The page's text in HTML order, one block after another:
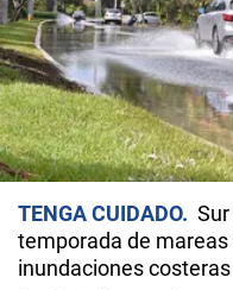
TENGA CUIDADO
temporada de
inundaciones costeras